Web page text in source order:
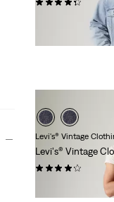
Levi's® Vintage
Levi's® Vintage